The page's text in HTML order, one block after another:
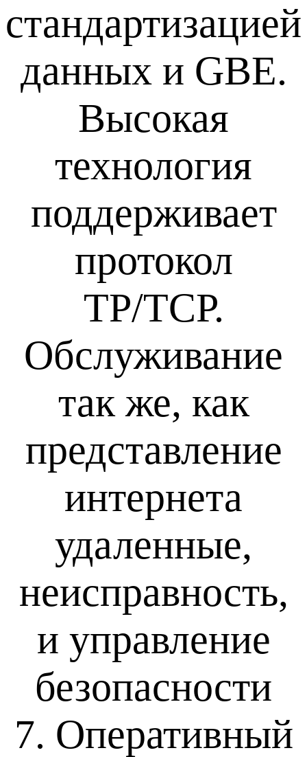
стандартизацией
данных и GBE.
Высокая
технология
поддерживает
протокол
TP/TCP.
Обслуживание
так же, как
представление
интернета
удаленные,
неисправность,
и управление
безопасности
7. Оперативный